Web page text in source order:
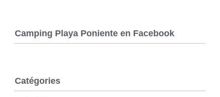
Camping Playa Poniente en Facebook
Catégories